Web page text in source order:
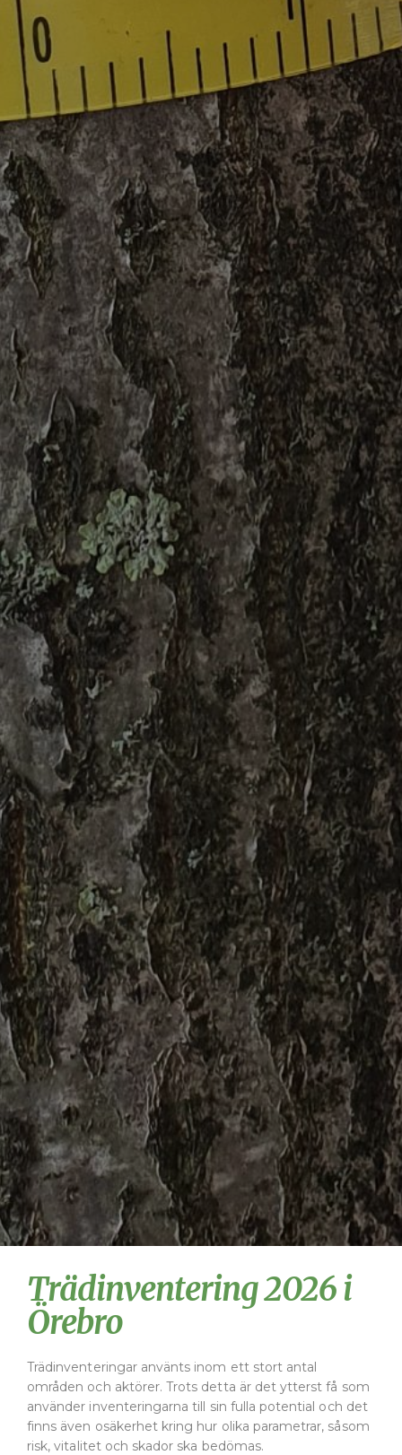
Trädinventering 2026 i
Örebro
Trädinventeringar använts inom ett stort antal
områden och aktörer. Trots detta är det ytterst få som
använder inventeringarna till sin fulla potential och det
finns även osäkerhet kring hur olika parametrar, såsom
risk, vitalitet och skador ska bedömas.